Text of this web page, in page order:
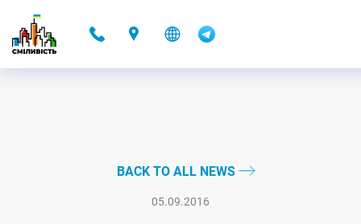
BACK TO ALL NEWS
05.09.2016